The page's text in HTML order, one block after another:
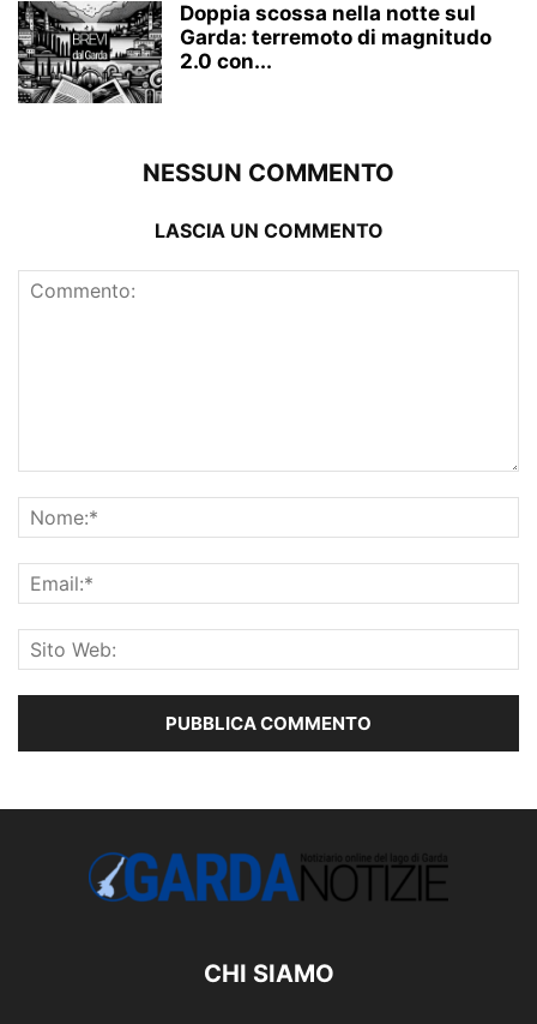
Doppia scossa nella notte sul
Garda: terremoto di magnitudo
2.0 con...
NESSUN COMMENTO
LASCIA UN COMMENTO
CHI SIAMO